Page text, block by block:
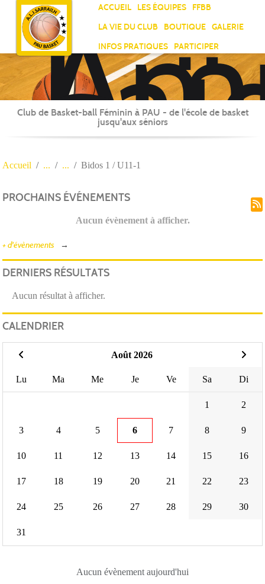
ACCUEIL LES ÉQUIPES
FFBB
LA VIE DU CLUB
BOUTIQUE
GALERIE
INFOS PRATIQUES
PARTICIPER
Club de Basket-ball Féminin à PAU - de l'école de basket
jusqu'aux séniors
Accueil Bidos 1 / U11-1
PROCHAINS ÉVÉNEMENTS
Aucun évènement à afficher.
+ d'évènements
DERNIERS RÉSULTATS
Aucun résultat à afficher.
CALENDRIER
Août 2026
Lu Ma Me Je Ve Sa Di
1 2
3 4 5 6 7 8 9
10 11 12 13 14 15 16
17 18 19 20 21 22 23
24 25 26 27 28 29 30
31
Aucun évènement aujourd'hui
Panneau de gestion des cookies